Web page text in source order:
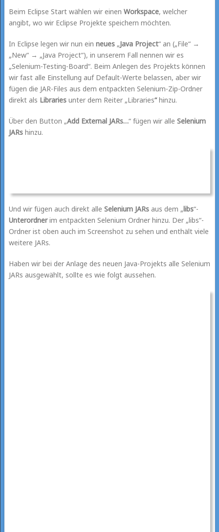
Beim Eclipse Start wählen wir einen Workspace, welcher
angibt, wo wir Eclipse Projekte speichern möchten.
In Eclipse legen wir nun ein neues„Java Project“ an („File“ →
„New“ → „Java Project“), in unserem Fall nennen wir es
„Selenium-Testing-Board“. Beim Anlegen des Projekts können
wir fast alle Einstellung auf Default-Werte belassen, aber wir
fügen die JAR-Files aus dem entpackten Selenium-Zip-Ordner
direkt als Librariesunter dem Reiter „Libraries“hinzu.
Über den Button „Add External JARs…“ fügen wir alle Selenium
JARshinzu.
Und wir fügen auch direkt alle Selenium JARsaus dem „libs“-
Unterordnerim entpackten Selenium Ordner hinzu. Der „libs“-
Ordner ist oben auch im Screenshot zu sehen und enthält viele
weitere JARs.
Haben wir bei der Anlage des neuen Java-Projekts alle Selenium
JARs ausgewählt, sollte es wie folgt aussehen.